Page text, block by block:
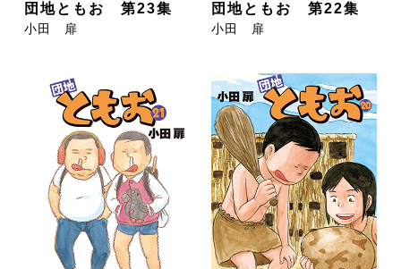
団地ともお 第23集
小田 扉
団地ともお 第22集
小田 扉